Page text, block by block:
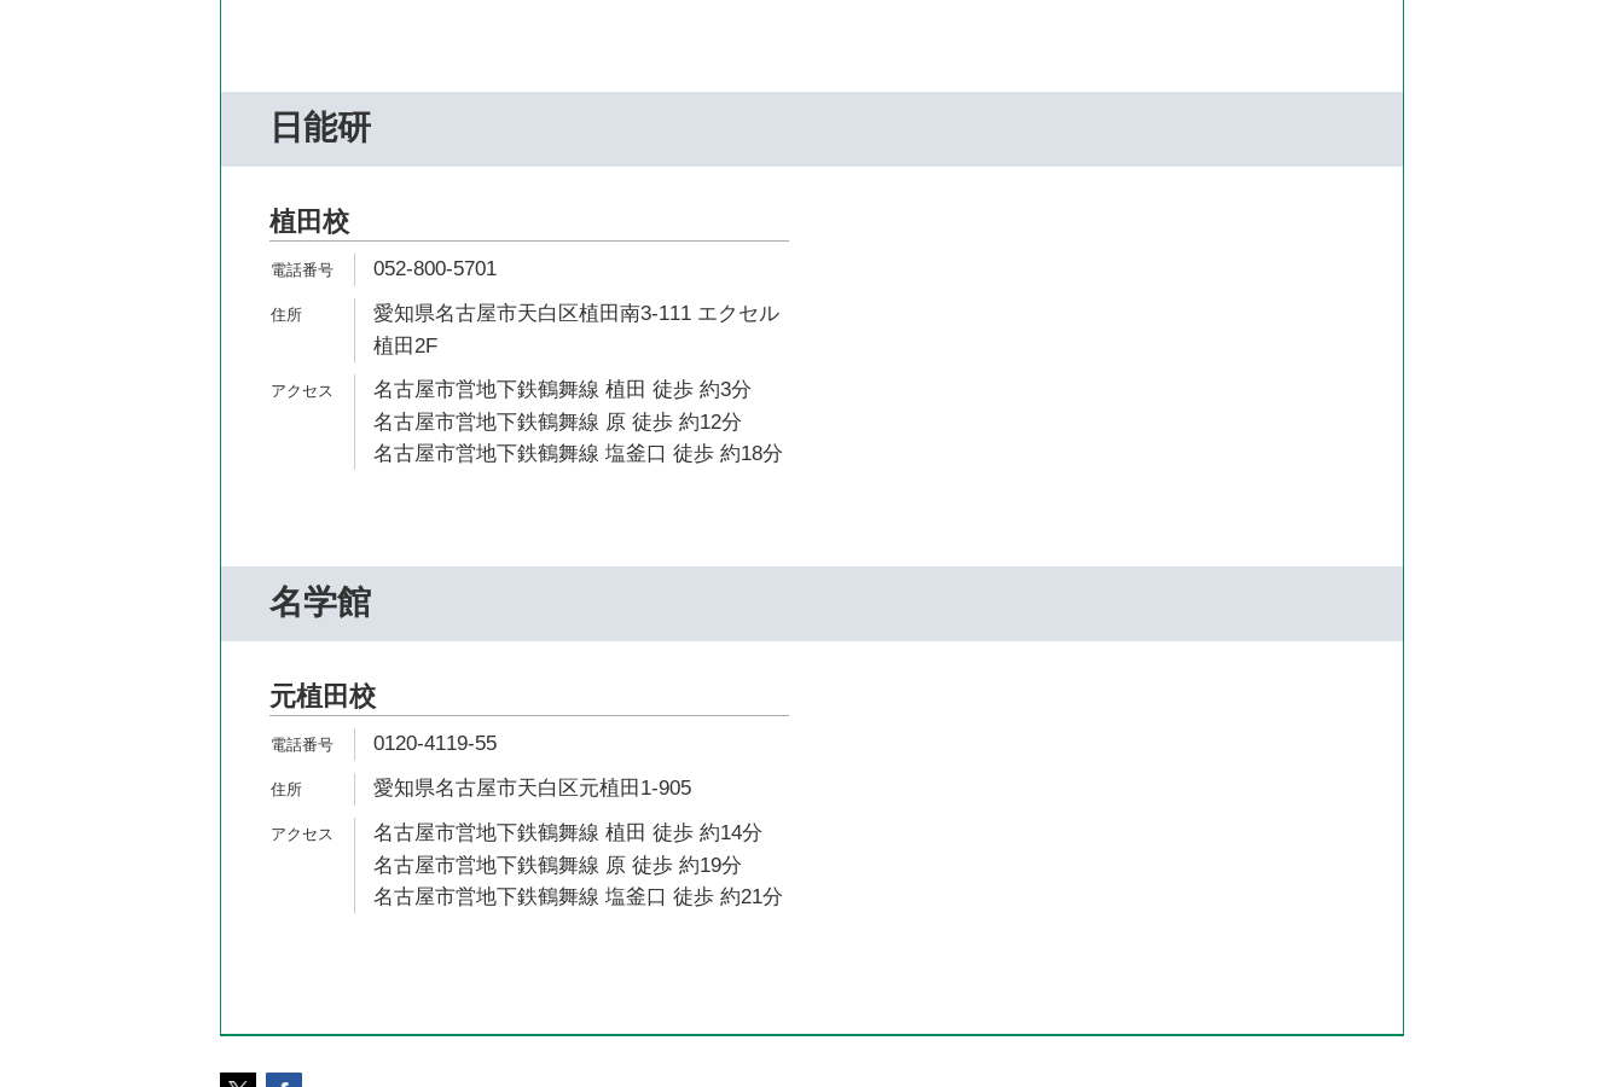
日能研
植田校
052-800-5701
愛知県名古屋市天白区植田南3-111 エクセル
植田2F
名古屋市営地下鉄鶴舞線 植田 徒歩 約3分
名古屋市営地下鉄鶴舞線 原 徒歩 約12分
名古屋市営地下鉄鶴舞線 塩釜口 徒歩 約18分
名学館
元植田校
0120-4119-55
愛知県名古屋市天白区元植田1-905
名古屋市営地下鉄鶴舞線 植田 徒歩 約14分
名古屋市営地下鉄鶴舞線 原 徒歩 約19分
名古屋市営地下鉄鶴舞線 塩釜口 徒歩 約21分